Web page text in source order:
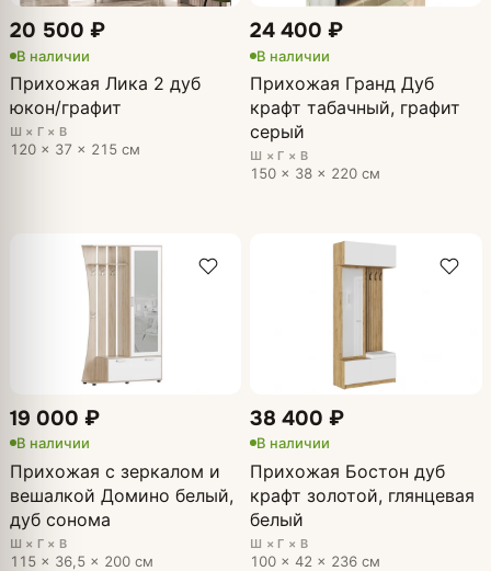
20 500 ₽
В наличии
Прихожая Лика 2 дуб
юкон/графит
Ш × Г × В
120 × 37 × 215 см
24 400 ₽
В наличии
Прихожая Гранд Дуб
крафт табачный, графит
серый
Ш × Г × В
150 × 38 × 220 см
19 000 ₽
В наличии
Прихожая с зеркалом и
вешалкой Домино белый,
дуб сонома
Ш × Г × В
115 × 36,5 × 200 см
38 400 ₽
В наличии
Прихожая Бостон дуб
крафт золотой, глянцевая
белый
Ш × Г × В
100 × 42 × 236 см